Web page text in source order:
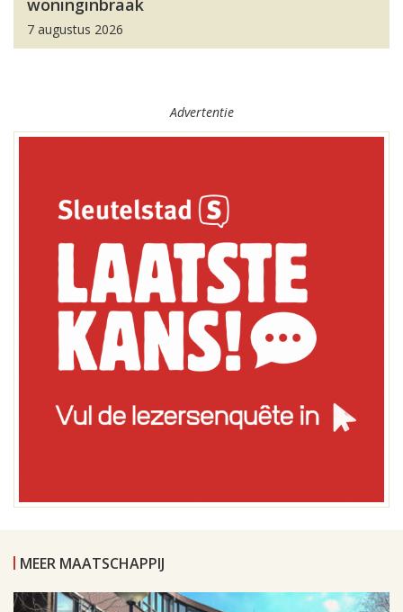
woninginbraak
7 augustus 2026
Advertentie
MEER MAATSCHAPPIJ